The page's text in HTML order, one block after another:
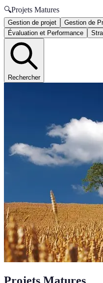
🔍Projets Matures
Gestion de projet Gestion de
Évaluation et Performance
Rechercher